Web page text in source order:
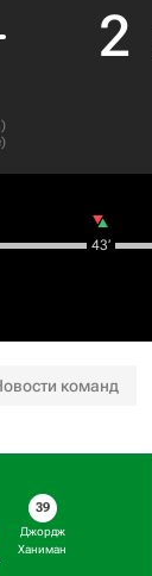
2
)
)
43‎’‎
команд
39
Джордж
Ханиман